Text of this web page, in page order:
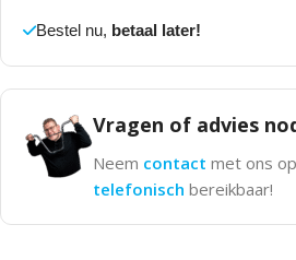
Bestel nu, betaal later!
Vragen of advies
Neem contact met ons
telefonisch bereikbaar!